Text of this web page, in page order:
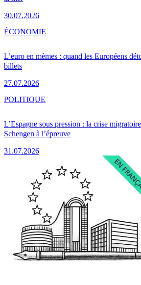
30.07.2026
L’euro en mèmes : quand les Européens
billets
27.07.2026
ÉCONOMIE
L’Espagne sous pression : la crise
Schengen à l’épreuve
31.07.2026
POLITIQUE